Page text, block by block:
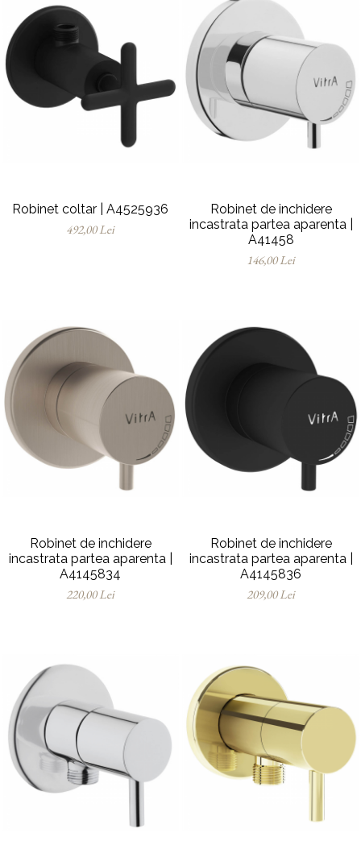
Robinet coltar | A4525936
492,00 Lei
Robinet de inchidere
incastrata partea aparenta |
A41458
146,00 Lei
Robinet de inchidere
incastrata partea aparenta |
A4145834
220,00 Lei
Robinet de inchidere
incastrata partea aparenta |
A4145836
209,00 Lei